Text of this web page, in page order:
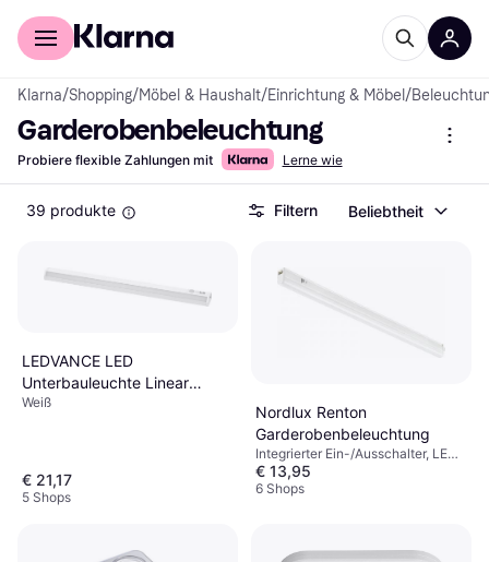
Für Shopper
Klarna/Shopping/Möbel & Haushalt/Einrichtung & Möbel /
Garderobenbeleuchtung
Probiere flexible Zahlungen mit Lerne wie
39 produkte Filtern Beliebtheit
LEDVANCE LED
Unterbauleuchte Linear
Mobile Backlight Sensor 45
Weiß
€ 21,17
5 Shops
Nordlux Renton
Garderobenbeleuchtung
Integrierter Ein-/Ausschalter, LED-
Beleuchtung, Weiß, Kunststoff, IP-
Schutzart: IP20, Lampensockel:
€ 13,95
6 Shops